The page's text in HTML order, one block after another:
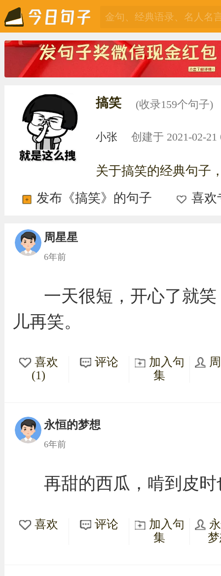
搞笑 (收录159个句子)
小张 创建于 2021-02-21
关于搞笑的经典句子
发布《搞笑》的句子
喜欢
周星星
6年前
一天很短，开心了就
儿再笑。
喜欢
(1)
评论
加入句
集
永恒的梦想
6年前
再甜的西瓜，啃到皮
喜欢 评论
加入句
集